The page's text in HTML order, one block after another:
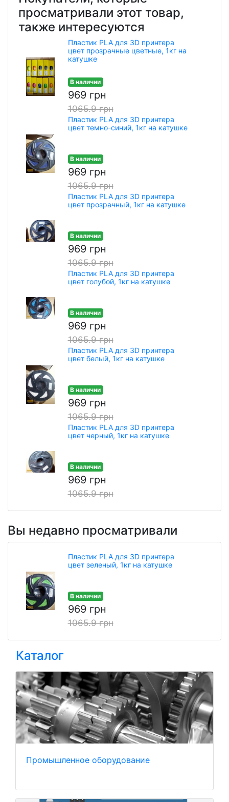
просматривали этот товар,
также интересуются
Пластик PLA для 3D принтера
цвет прозрачные цветные, 1кг на
катушке
В наличии
969 грн
1065.9 грн
Пластик PLA для 3D принтера
цвет темно-синий, 1кг на катушке
В наличии
969 грн
1065.9 грн
Пластик PLA для 3D принтера
цвет прозрачный, 1кг на катушке
В наличии
969 грн
1065.9 грн
Пластик PLA для 3D принтера
цвет голубой, 1кг на катушке
В наличии
969 грн
1065.9 грн
Пластик PLA для 3D принтера
цвет белый, 1кг на катушке
В наличии
969 грн
1065.9 грн
Пластик PLA для 3D принтера
цвет черный, 1кг на катушке
В наличии
969 грн
1065.9 грн
Вы недавно просматривали
Пластик PLA для 3D принтера
цвет зеленый, 1кг на катушке
В наличии
969 грн
1065.9 грн
Каталог
Промышленное оборудование